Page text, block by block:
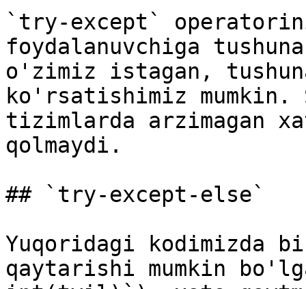
`try-except`
foydalanuvchiga
o'zimiz istagan,
ko'rsatishimiz mumkin.
tizimlarda arzimagan
qolmaydi.
## `try-except-else`
Yuqoridagi kodimizda
qaytarishi mumkin